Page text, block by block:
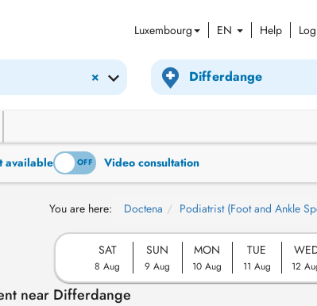
Luxembourg EN Help
×
available
ON OFF Video consultation
You are here: Doctena Podiatrist (Foot and Ankle
SAT
8 Aug
SUN
9 Aug
MON
10 Aug
TUE
11 Aug 12
near Differdange